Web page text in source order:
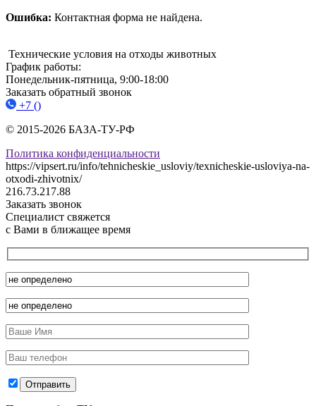
Ошибка: Контактная форма не найдена.
Технические условия на отходы животных
График работы:
Понедельник-пятница, 9:00-18:00
Заказать обратный звонок
+7 ()
© 2015-2026 БАЗА-ТУ-РФ
Политика конфиденциальности
https://vipsert.ru/info/tehnicheskie_usloviy/texnicheskie-usloviya-na-
otxodi-zhivotnix/
216.73.217.88
Заказать звонок
Специалист свяжется
с Вами в ближащее время